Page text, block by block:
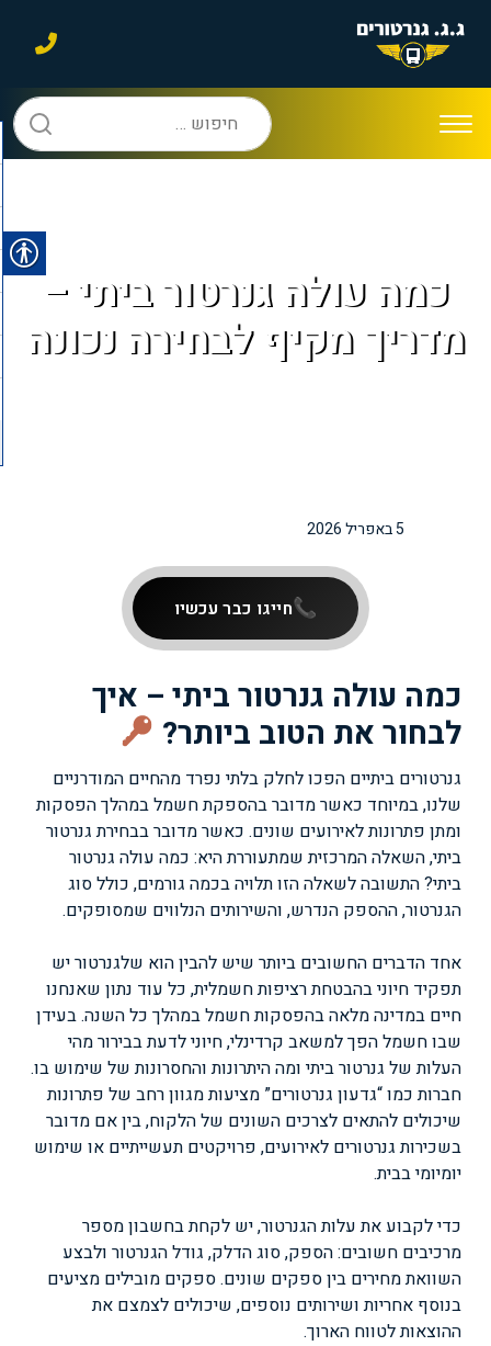
חיפוש:
כמה עולה גנרטור ביתי –
מדריך מקיף לבחירה נכונה
5 באפריל 2026
חייגו כבר עכשיו
כמה עולה גנרטור ביתי – איך
לבחור את הטוב ביותר?
גנרטורים ביתיים הפכו לחלק בלתי נפרד מהחיים המודרניים
שלנו, במיוחד כאשר מדובר בהספקת חשמל במהלך הפסקות
ומתן פתרונות לאירועים שונים. כאשר מדובר בבחירת גנרטור
ביתי, השאלה המרכזית שמתעוררת היא: כמה עולה גנרטור
ביתי? התשובה לשאלה הזו תלויה בכמה גורמים, כולל סוג
הגנרטור, ההספק הנדרש, והשירותים הנלווים שמסופקים.
אחד הדברים החשובים ביותר שיש להבין הוא שלגנרטור יש
תפקיד חיוני בהבטחת רציפות חשמלית, כל עוד נתון שאנחנו
חיים במדינה מלאה בהפסקות חשמל במהלך כל השנה. בעידן
שבו חשמל הפך למשאב קרדינלי, חיוני לדעת בבירור מהי
העלות של גנרטור ביתי ומה היתרונות והחסרונות של שימוש בו.
חברות כמו “גדעון גנרטורים” מציעות מגוון רחב של פתרונות
שיכולים להתאים לצרכים השונים של הלקוח, בין אם מדובר
בשכירות גנרטורים לאירועים, פרויקטים תעשייתיים או שימוש
יומיומי בבית.
כדי לקבוע את עלות הגנרטור, יש לקחת בחשבון מספר
מרכיבים חשובים: הספק, סוג הדלק, גודל הגנרטור ולבצע
השוואת מחירים בין ספקים שונים. ספקים מובילים מציעים
בנוסף אחריות ושירותים נוספים, שיכולים לצמצם את
ההוצאות לטווח הארוך.